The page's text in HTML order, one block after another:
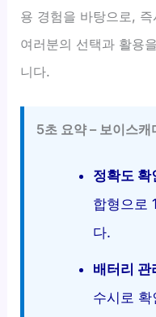
용 경험을 바탕으로,
여러분의 선택과 활용
니다.
5초 요약 – 보이스
정확도 확
합형으로
다.
배터리 관
수시로